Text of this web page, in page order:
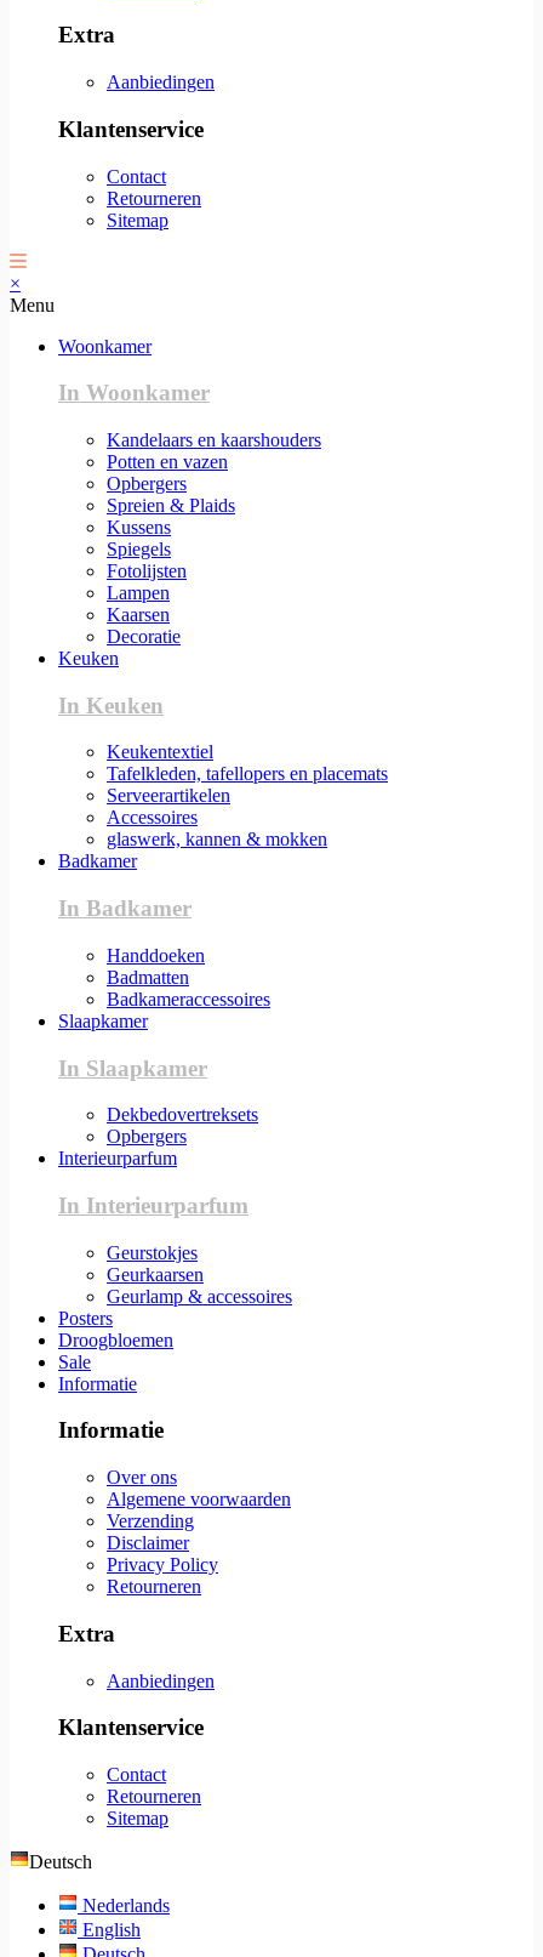
Extra
Aanbiedingen
Klantenservice
Contact
Retourneren
Sitemap
×
Menu
Woonkamer
In Woonkamer
Kandelaars en kaarshouders
Potten en vazen
Opbergers
Spreien & Plaids
Kussens
Spiegels
Fotolijsten
Lampen
Kaarsen
Decoratie
Keuken
In Keuken
Keukentextiel
Tafelkleden, tafellopers en placemats
Serveerartikelen
Accessoires
glaswerk, kannen & mokken
Badkamer
In Badkamer
Handdoeken
Badmatten
Badkameraccessoires
Slaapkamer
In Slaapkamer
Dekbedovertreksets
Opbergers
Interieurparfum
In Interieurparfum
Geurstokjes
Geurkaarsen
Geurlamp & accessoires
Posters
Droogbloemen
Sale
Informatie
Informatie
Over ons
Algemene voorwaarden
Verzending
Disclaimer
Privacy Policy
Retourneren
Extra
Aanbiedingen
Klantenservice
Contact
Retourneren
Sitemap
Deutsch
Nederlands
English